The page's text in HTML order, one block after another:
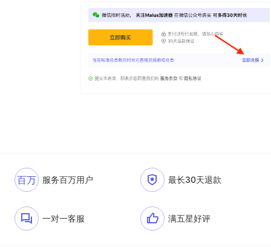
百万 服务百万用户 最长30天退款
一对一客服 满五星好评